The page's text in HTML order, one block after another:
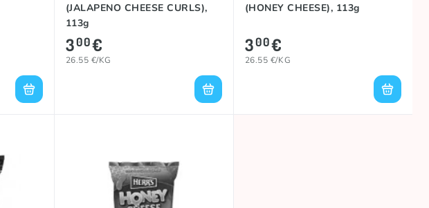
(JALAPENO CHEESE CURLS),
113g
300€
26.55 €/KG
(HONEY CHEESE), 113g
300€
26.55 €/KG